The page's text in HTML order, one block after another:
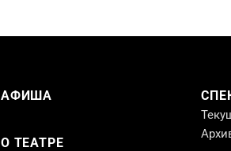
АФИША
О ТЕАТРЕ